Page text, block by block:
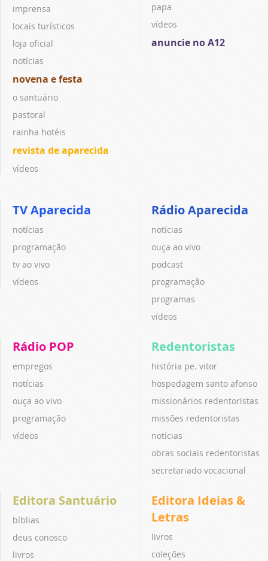
imprensa
locais turísticos
loja oficial
notícias
novena e festa
o santuário
pastoral
rainha hotéis
revista de aparecida
vídeos
papa
vídeos
anuncie no A12
TV Aparecida
notícias
programação
tv ao vivo
vídeos
Rádio Aparecida
notícias
ouça ao vivo
podcast
programação
programas
vídeos
Rádio POP
empregos
notícias
ouça ao vivo
programação
vídeos
Redentoristas
história pe. vitor
hospedagem santo afonso
missionários redentoristas
missões redentoristas
notícias
obras sociais redentoristas
secretariado vocacional
Editora Santuário
bíblias
deus conosco
livros
Editora Ideias &
Letras
livros
coleções